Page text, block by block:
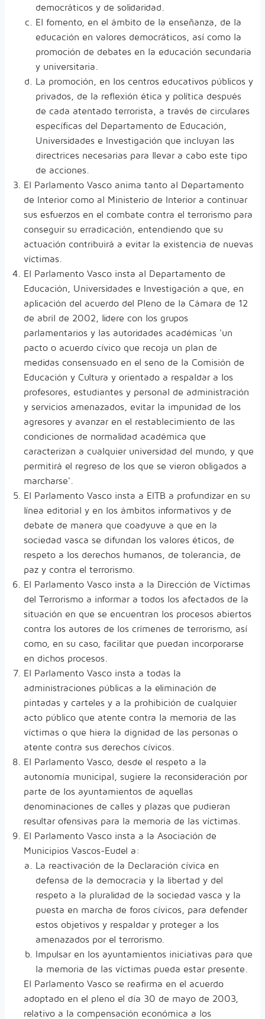
democráticos y de solidaridad.
El fomento, en el ámbito de la enseñanza, de la
educación en valores democráticos, así como la
promoción de debates en la educación secundaria
y universitaria.
La promoción, en los centros educativos públicos y
privados, de la reflexión ética y política después
de cada atentado terrorista, a través de circulares
específicas del Departamento de Educación,
Universidades e Investigación que incluyan las
directrices necesarias para llevar a cabo este tipo
de acciones.
El Parlamento Vasco anima tanto al Departamento
de Interior como al Ministerio de Interior a continuar
sus esfuerzos en el combate contra el terrorismo para
conseguir su erradicación, entendiendo que su
actuación contribuirá a evitar la existencia de nuevas
víctimas.
El Parlamento Vasco insta al Departamento de
Educación, Universidades e Investigación a que, en
aplicación del acuerdo del Pleno de la Cámara de 12
de abril de 2002, lidere con los grupos
parlamentarios y las autoridades académicas 'un
pacto o acuerdo cívico que recoja un plan de
medidas consensuado en el seno de la Comisión de
Educación y Cultura y orientado a respaldar a los
profesores, estudiantes y personal de administración
y servicios amenazados, evitar la impunidad de los
agresores y avanzar en el restablecimiento de las
condiciones de normalidad académica que
caracterizan a cualquier universidad del mundo, y que
permitirá el regreso de los que se vieron obligados a
marcharse'.
El Parlamento Vasco insta a EITB a profundizar en su
línea editorial y en los ámbitos informativos y de
debate de manera que coadyuve a que en la
sociedad vasca se difundan los valores éticos, de
respeto a los derechos humanos, de tolerancia, de
paz y contra el terrorismo.
El Parlamento Vasco insta a la Dirección de Víctimas
del Terrorismo a informar a todos los afectados de la
situación en que se encuentran los procesos abiertos
contra los autores de los crímenes de terrorismo, así
como, en su caso, facilitar que puedan incorporarse
en dichos procesos.
El Parlamento Vasco insta a todas la
administraciones públicas a la eliminación de
pintadas y carteles y a la prohibición de cualquier
acto público que atente contra la memoria de las
víctimas o que hiera la dignidad de las personas o
atente contra sus derechos cívicos.
El Parlamento Vasco, desde el respeto a la
autonomía municipal, sugiere la reconsideración por
parte de los ayuntamientos de aquellas
denominaciones de calles y plazas que pudieran
resultar ofensivas para la memoria de las víctimas.
El Parlamento Vasco insta a la Asociación de
Municipios Vascos-Eudel a:
La reactivación de la Declaración cívica en
defensa de la democracia y la libertad y del
respeto a la pluralidad de la sociedad vasca y la
puesta en marcha de foros cívicos, para defender
estos objetivos y respaldar y proteger a los
amenazados por el terrorismo.
Impulsar en los ayuntamientos iniciativas para que
la memoria de las víctimas pueda estar presente.
El Parlamento Vasco se reafirma en el acuerdo
adoptado en el pleno el día 30 de mayo de 2003,
relativo a la compensación económica a los